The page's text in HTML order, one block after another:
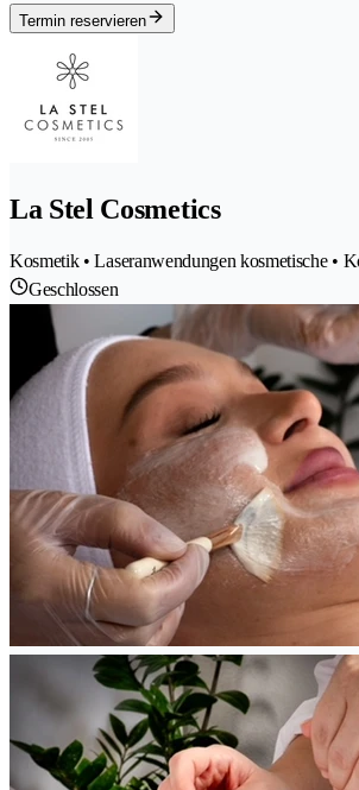
Termin reservieren
La Stel Cosmetics
Kosmetik • Laseranwendungen kosmetische •
Geschlossen